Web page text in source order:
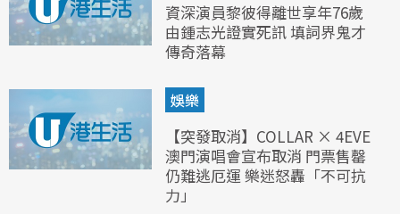
資深演員黎彼得離世享年76歲
由鍾志光證實死訊 填詞界鬼才
傳奇落幕
娛樂
【突發取消】COLLAR × 4EVE
澳門演唱會宣布取消 門票售罄
仍難逃厄運 樂迷怒轟「不可抗
力」